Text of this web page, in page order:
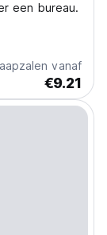
een bureau.
vanaf
€9.21